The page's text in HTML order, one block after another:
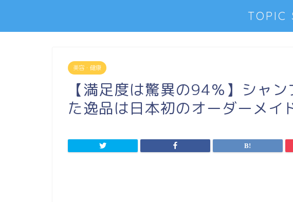
TOPIC
美容・健康
【満足度は驚異の94％】シャ
た逸品は日本初のオーダーメイ